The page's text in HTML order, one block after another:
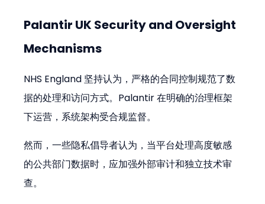
Palantir UK Security and Oversight
Mechanisms
NHS England 坚持认为，严格的合同控制规范了数
据的处理和访问方式。Palantir 在明确的治理框架
下运营，系统架构受合规监督。
然而，一些隐私倡导者认为，当平台处理高度敏感
的公共部门数据时，应加强外部审计和独立技术审
查。